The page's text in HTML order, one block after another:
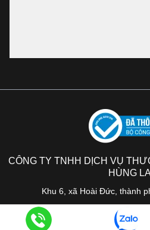
CÔNG TY TNHH DỊCH VỤ
HÙNG
Khu 6, xã Hoài Đức, thành
Copyright © Hùng Lan